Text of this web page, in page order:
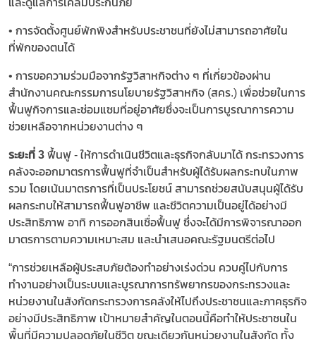
• การจัดตั้งศูนย์พักพิงสำหรับประชาชนที่ยังไม่สามารถอาศัยใน
ที่พักของตนได้
• การขอความร่วมมือจากรัฐวิสาหกิจต่าง ๆ ที่เกี่ยวข้องผ่าน
สำนักงานคณะกรรมการนโยบายรัฐวิสาหกิจ (สคร.) เพื่อช่วยในการ
ฟื้นฟูกิจการและซ่อมแซมที่อยู่อาศัยซึ่งจะเป็นการบูรณาการความ
ช่วยเหลือจากหน่วยงานต่าง ๆ
ระยะที่ 3 ฟื้นฟู - ให้การดำเนินชีวิตและธุรกิจกลับมาได้ กระทรวงการ
คลังจะออกมาตรการฟื้นฟูที่จำเป็นสำหรับผู้ได้รับผลกระทบในภาพ
รวม โดยเน้นมาตรการที่เป็นประโยชน์ สามารถช่วยสนับสนุนผู้ได้รับ
ผลกระทบให้สามารถฟื้นฟูอาชีพ และชีวิตความเป็นอยู่ได้อย่างมี
ประสิทธิภาพ อาทิ การออกสินเชื่อฟื้นฟู ซึ่งจะได้มีการพิจารณาออก
มาตรการตามความเหมาะสม และนำเสนอคณะรัฐมนตรีต่อไป
“การช่วยเหลือผู้ประสบภัยต้องทำอย่างเร่งด่วน ควบคู่ไปกับการ
ทำงานอย่างเป็นระบบและบูรณาการทรัพยากรของกระทรวงและ
หน่วยงานในสังกัดกระทรวงการคลังให้ไปถึงประชาชนและภาคธุรกิจ
อย่างมีประสิทธิภาพ เป้าหมายสำคัญในตอนนี้คือทำให้ประชาชนใน
พื้นที่มีความปลอดภัยในชีวิต ขณะเดียวกันหน่วยงานในสังกัด ทั้ง